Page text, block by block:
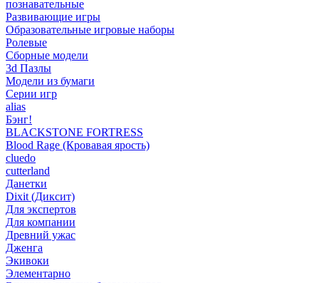
познавательные
Развивающие игры
Образовательные игровые наборы
Ролевые
Сборные модели
3d Пазлы
Модели из бумаги
Серии игр
alias
Бэнг!
BLACKSTONE FORTRESS
Blood Rage (Кровавая ярость)
cluedo
cutterland
Данетки
Dixit (Диксит)
Для экспертов
Для компании
Древний ужас
Дженга
Экивоки
Элементарно